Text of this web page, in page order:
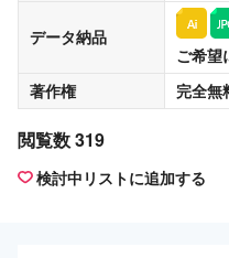
データ納品
ご希望
著作権
完全無
閲覧数 319
検討中リストに追加する